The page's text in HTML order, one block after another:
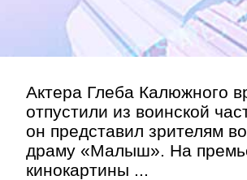
Актера Глеба Калюжного
отпустили из воинской
он представил зрителям
драму «Малыш». На
кинокартины ...
Контакт